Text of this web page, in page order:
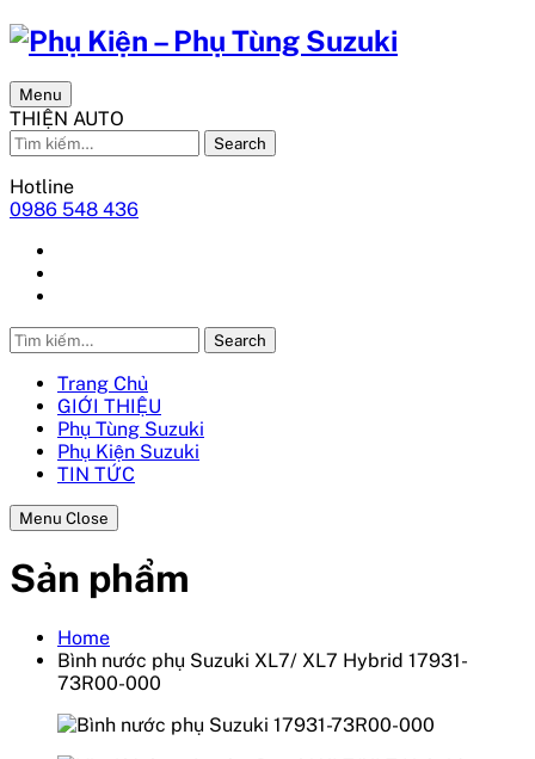
Menu
THIỆN AUTO
Search
Hotline
0986 548 436
Search
Trang Chủ
GIỚI THIỆU
Phụ Tùng Suzuki
Phụ Kiện Suzuki
TIN TỨC
Menu Close
Sản phẩm
Home
Bình nước phụ Suzuki XL7/ XL7 Hybrid 17931-
73R00-000